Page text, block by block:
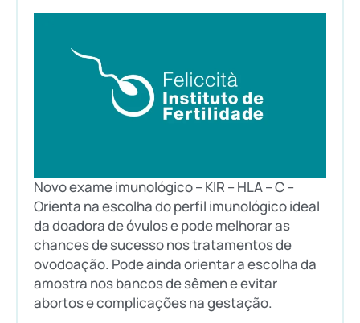
Novo exame imunológico – KIR – HLA – C –
Orienta na escolha do perfil imunológico ideal
da doadora de óvulos e pode melhorar as
chances de sucesso nos tratamentos de
ovodoação. Pode ainda orientar a escolha da
amostra nos bancos de sêmen e evitar
abortos e complicações na gestação.